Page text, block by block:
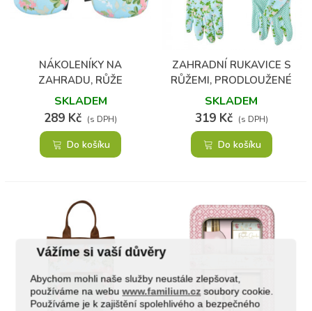
Vážíme si vaší důvěry
Abychom mohli naše služby neustále zlepšovat,
používáme na webuwww.familium.cz soubory cookie.
Používáme je k zajištění spolehlivého a bezpečného
NÁKOLENÍKY NA
ZAHRADU, RŮŽE
SKLADEM
289 Kč (s DPH)
Do košíku
ZAHRADNÍ RUKAVICE S
RŮŽEMI, PRODLOUŽENÉ
SKLADEM
319 Kč (s DPH)
Do košíku